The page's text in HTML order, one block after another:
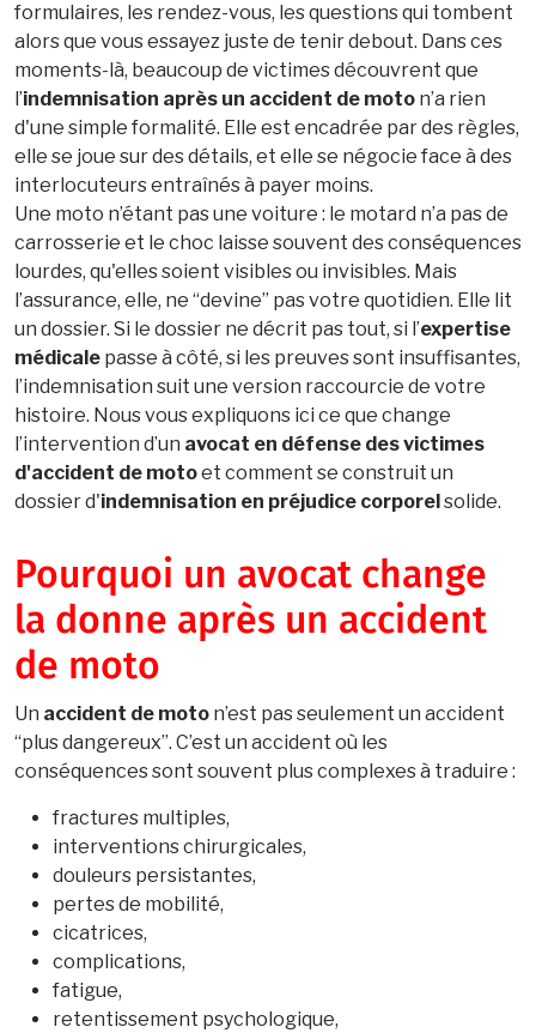
formulaires, les rendez-vous, les questions qui tombent
alors que vous essayez juste de tenir debout. Dans ces
moments-là, beaucoup de victimes découvrent que
l’indemnisation après un accident de moto n’a rien
d'une simple formalité. Elle est encadrée par des règles,
elle se joue sur des détails, et elle se négocie face à des
interlocuteurs entraînés à payer moins.
Une moto n’étant pas une voiture : le motard n’a pas de
carrosserie et le choc laisse souvent des conséquences
lourdes, qu'elles soient visibles ou invisibles. Mais
l’assurance, elle, ne “devine” pas votre quotidien. Elle lit
un dossier. Si le dossier ne décrit pas tout, si l’expertise
médicale passe à côté, si les preuves sont insuffisantes,
l’indemnisation suit une version raccourcie de votre
histoire. Nous vous expliquons ici ce que change
l’intervention d’un avocat en défense des victimes
d'accident de motoet comment se construit un
dossier d'indemnisation en préjudice corporel solide.
Pourquoi un avocat change
la donne après un accident
de moto
Un accident de moto n’est pas seulement un accident
“plus dangereux”. C’est un accident où les
conséquences sont souvent plus complexes à traduire :
fractures multiples,
interventions chirurgicales,
douleurs persistantes,
pertes de mobilité,
cicatrices,
complications,
fatigue,
retentissement psychologique,